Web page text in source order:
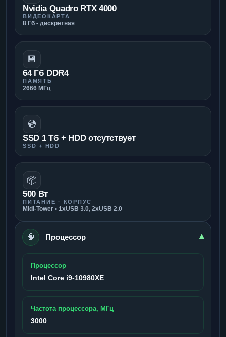
Nvidia Quadro RTX 4000
ВИДЕОКАРТА
8 Гб • дискретная
💾
64 Гб DDR4
ПАМЯТЬ
2666 МГц
💿
SSD 1 Тб + HDD отсутствует
SSD + HDD
📦
500 Вт
ПИТАНИЕ · КОРПУС
Midi-Tower • 1xUSB 3.0, 2xUSB 2.0
🧠 Процессор ▾
Процессор
Intel Core i9-10980XE
Частота процессора, МГц
3000